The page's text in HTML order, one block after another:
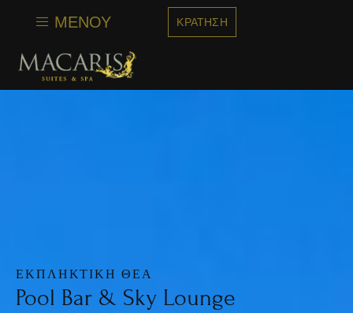
περιεχόμενο
ΜΕΝΟΎ ΚΡΆΤΗΣΗ
ΕΚΠΛΗΚΤΙΚΉ ΘΈΑ
Pool Bar & Sky Lounge